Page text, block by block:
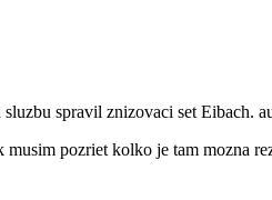
spravil znizovaci set Eibach.
pozriet kolko je tam mozna